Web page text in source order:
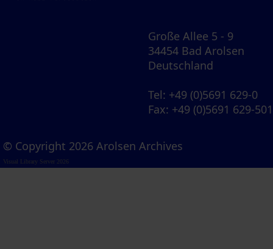
Große Allee 5 - 9
34454 Bad Arolsen
Deutschland
Tel: +49 (0)5691 629-0
Fax: +49 (0)5691 629-501
© Copyright 2026 Arolsen Archives
Visual Library Server 2026